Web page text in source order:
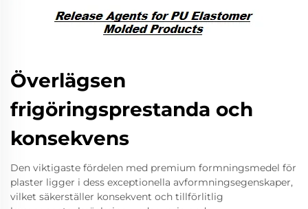
Överlägsen
frigöringsprestanda och
konsekvens
Den viktigaste fördelen med premium formningsmedel för
plaster ligger i dess exceptionella avformningsegenskaper,
vilket säkerställer konsekvent och tillförlitlig